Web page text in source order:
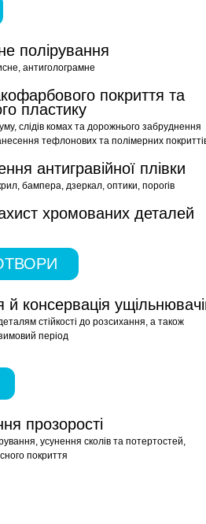
полірування
антиголограмне
покриття та
пластику
слідів комах та дорожнього забруднення
тефлонових та полімерних
антигравійної плівки
бампера, дзеркал, оптики, порогів
хромованих деталей
консервація
стійкості до розсихання, а також
період
прозорості
усунення сколів та потертостей,
покриття